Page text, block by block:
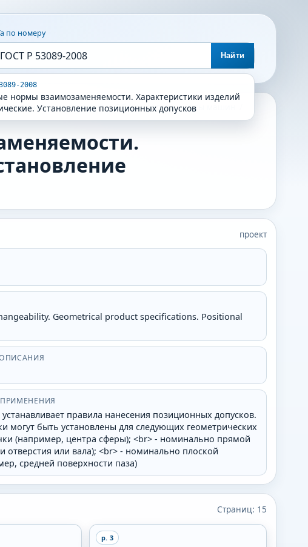
по номеру
Найти
2008
нормы взаимозаменяемости. Характеристики изделий
Установление позиционных допусков
и инструмент / Общие детали и узлы машин
проект
Geometrical product specifications. Positional
правила нанесения позиционных допусков.
могут быть установлены для следующих геометрических
(например, центра сферы); <br> - номинально прямой
отверстия или вала); <br> - номинально плоской
средней поверхности паза)
Страниц: 15
p. 3